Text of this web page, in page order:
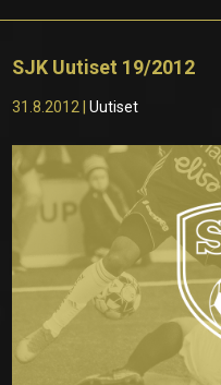
SJK Uutiset 19/2012
31.8.2012 |Uutiset